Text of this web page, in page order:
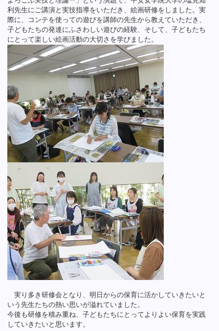
利先生にご講演と実技指導をいただき、絵画研修をしました。実
際に、コンテを使っての遊びを講師の先生から教えていただき、
子どもたちの発達にふさわしい遊びの経験、そして、子どもたち
にとって楽しい絵画活動の大切さを学びました。
実り多き研修会となり、明日からの保育に活かしていきたいと
いう先生たちの熱い思いが溢れていました。
今後も研修を積み重ね、子どもたちにとってよりよい保育を実践
していきたいと思います。